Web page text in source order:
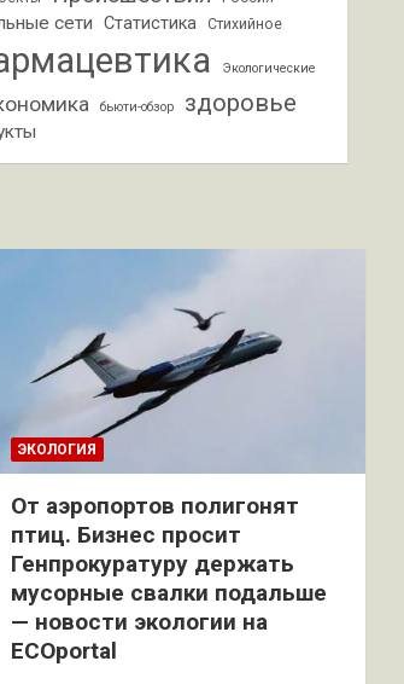
сети Статистика Стихийное
Экологические
бьюти-обзор здоровье
ЭКОЛОГИЯ
От аэропортов полигонят
птиц. Бизнес просит
Генпрокуратуру держать
мусорные свалки подальше
— новости экологии на
ECOportal